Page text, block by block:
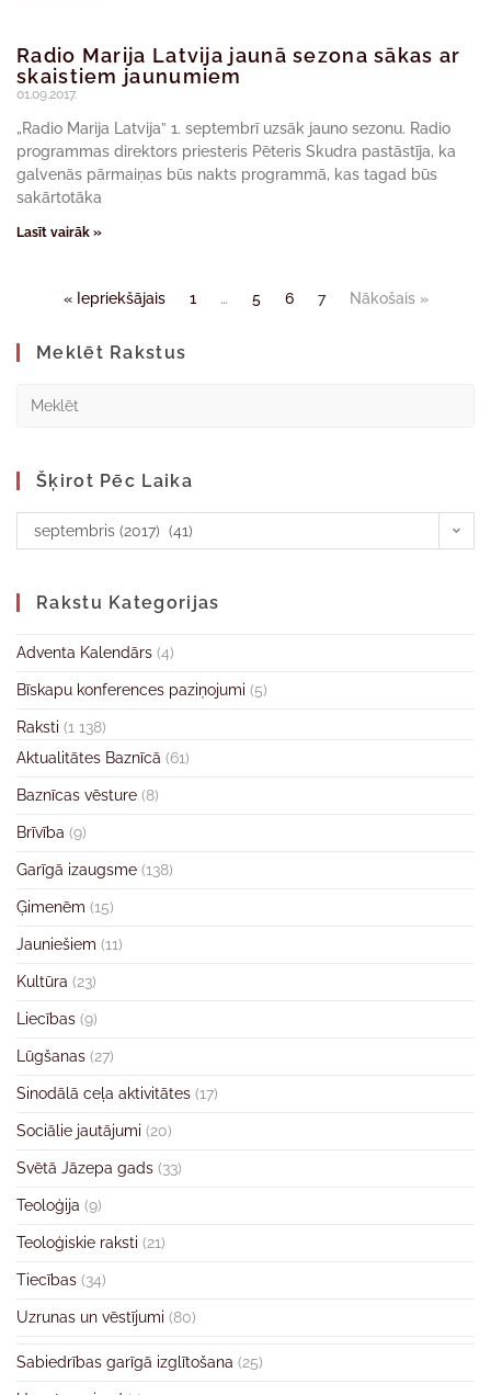
Radio Marija Latvija jaunā sezona sākas ar
skaistiem jaunumiem
01.09.2017.
„Radio Marija Latvija” 1. septembrī uzsāk jauno sezonu. Radio
programmas direktors priesteris Pēteris Skudra pastāstīja, ka
galvenās pārmaiņas būs nakts programmā, kas tagad būs
sakārtotāka
Lasīt vairāk »
« Iepriekšājais 1 … 5 6 7 Nākošais »
Meklēt Rakstus
Šķirot Pēc Laika
septembris (2017) (41)
Rakstu Kategorijas
Adventa Kalendārs (4)
Bīskapu konferences paziņojumi (5)
Raksti (1 138)
Aktualitātes Baznīcā (61)
Baznīcas vēsture (8)
Brīvība (9)
Garīgā izaugsme (138)
Ģimenēm (15)
Jauniešiem (11)
Kultūra (23)
Liecības (9)
Lūgšanas (27)
Sinodālā ceļa aktivitātes (17)
Sociālie jautājumi (20)
Svētā Jāzepa gads (33)
Teoloģija (9)
Teoloģiskie raksti (21)
Tiecības (34)
Uzrunas un vēstījumi (80)
Sabiedrības garīgā izglītošana (25)